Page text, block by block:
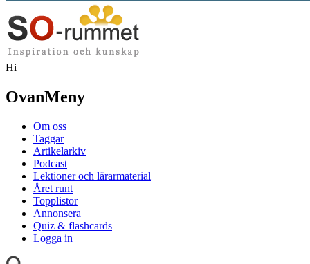
Hi
OvanMeny
Om oss
Taggar
Artikelarkiv
Podcast
Lektioner och lärarmaterial
Året runt
Topplistor
Annonsera
Quiz & flashcards
Logga in